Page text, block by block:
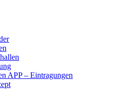
APP – Eintragungen